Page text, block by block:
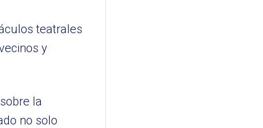
teatrales
y
la
no solo